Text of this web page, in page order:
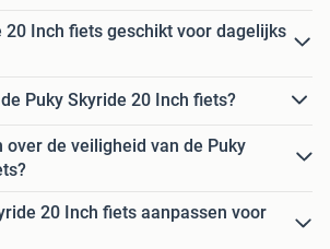
20 Inch fiets geschikt voor dagelijks
Puky Skyride 20 Inch fiets?
over de veiligheid van de Puky
20 Inch fiets aanpassen voor